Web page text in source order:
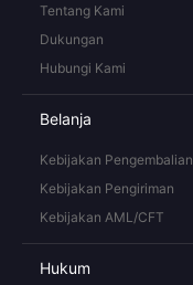
Tentang Kami
Dukungan
Hubungi Kami
Belanja
Kebijakan Pengembalian
Kebijakan Pengiriman
Kebijakan AML/CFT
Hukum